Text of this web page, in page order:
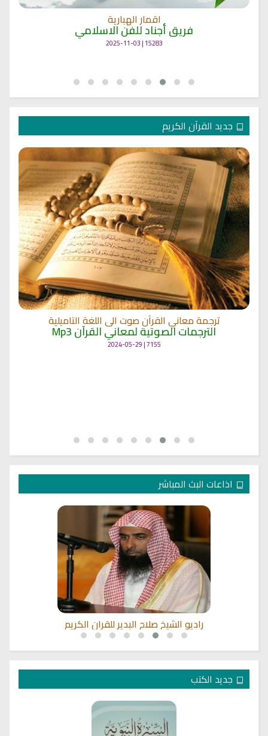
انشودة مشاعل الشمال
فريق أجناد للفن الاسلامي
21723 | 2025-05-04
جديد القرآن الكريم
الترجمة الصوتية لمعاني القرآن الى اللغة الفارسية
الترجمات الصوتية لمعاني القرآن Mp3
12484 | 2024-05-29
اذاعات البث المباشر
راديو الشيخ صلاح بو خاطر للقران الكريم
جديد الكتب